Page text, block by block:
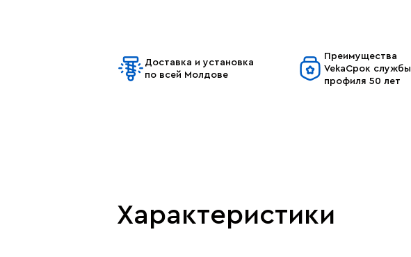
Доставка и установка
по всей Молдове
Преимущества
VekaСрок службы
профиля 50 лет
Характеристики